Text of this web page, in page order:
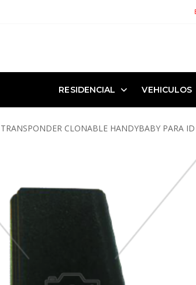
RESIDENCIAL VEHICULOS
TRANSPONDER CLONABLE HANDYBABY PARA